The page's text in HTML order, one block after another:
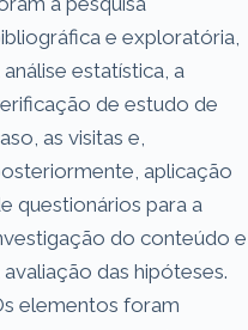
e exploratória,
análise estatística, a
de estudo de
as visitas e,
aplicação
questionários para a
do conteúdo e
avaliação das hipóteses.
elementos foram